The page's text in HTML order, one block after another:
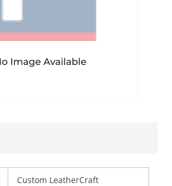
Custom LeatherCraft